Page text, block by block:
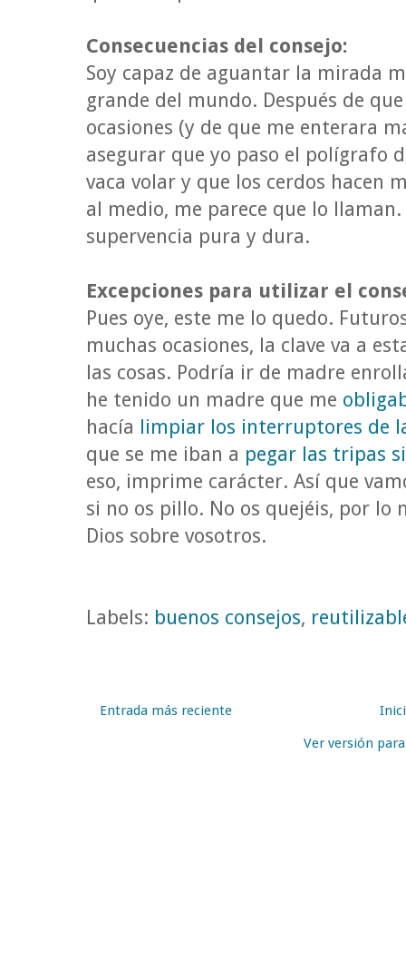
Consecuencias del consejo:
Soy capaz de aguantar la mirada
grande del mundo. Después de
ocasiones (y de que me enterara
asegurar que yo paso el polígrafo
vaca volar y que los cerdos hacen
al medio, me parece que lo
supervencia pura y dura.
Excepciones para utilizar el
Pues oye, este me lo quedo.
muchas ocasiones, la clave va a
las cosas. Podría ir de madre
he tenido un madre que me
hacía
limpiar los interruptores de
que se me iban a pegar las tripas
eso, imprime carácter. Así que
si no os pillo. No os quejéis, por lo
Dios sobre vosotros.
Labels: buenos consejos,
Entrada más reciente
Ver versión